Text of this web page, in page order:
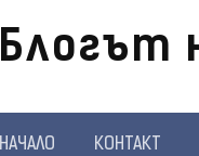
Блогът
НАЧАЛО КОНТАКТ